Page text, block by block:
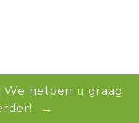
helpen u graag
→